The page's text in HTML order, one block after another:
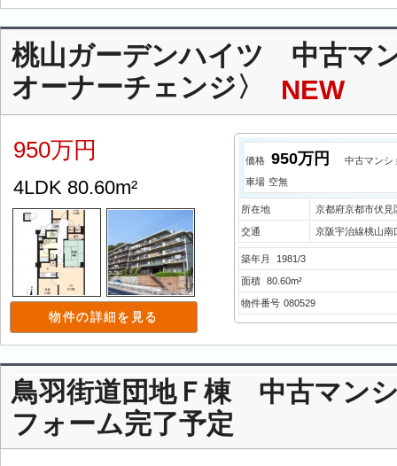
桃山ガーデンハイツ 中古マ
オーナーチェンジ〉
NEW
950万円
4LDK 80.60m²
物件の詳細を見る
価格 950万円
中古マンシ
車場 空無
所在地 京都府京都市伏見
交通 京阪宇治線桃山南
築年月 1981/3
面積 80.60m²
物件番号 080529
鳥羽街道団地Ｆ棟 中古マン
フォーム完了予定